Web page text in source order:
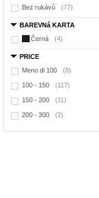
Bez rukávů (77)
BAREVNá KARTA
Černá
(4)
PRICE
Meno di 100
(8)
100 - 150 (117)
150 - 200 (11)
200 - 300 (2)